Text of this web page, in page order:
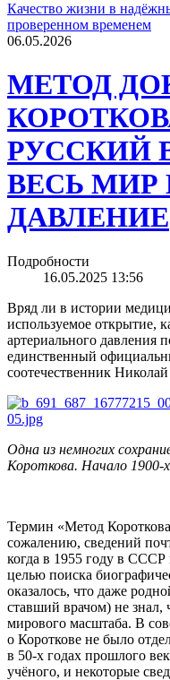
Качество жизни в
проверенном временем
06.05.2026
МЕТОД
РУССКИЙ
ВЕСЬ МИР
ДАВЛЕНИЕ
Подробности
16.05.2025 13:56
Вряд ли в истории
используемое открытие,
артериального давления
единственный
соотечественник
Одна из немногих
Короткова. Начало 1900-х
Термин «Метод
сожалению, сведений
когда в 1955 году в СССР
целью поиска
оказалось, что даже
ставший врачом) не знал,
мирового масштаба. В
о Короткове не было
в 50-х годах прошлого
учёного, и некоторые